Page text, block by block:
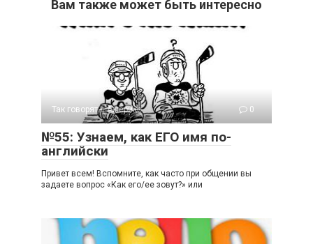
Вам также может быть интересно
Так говорят в Америке 0
№55: Узнаем, как ЕГО имя по-
английски
Привет всем! Вспомните, как часто при общении вы
задаете вопрос «Как его/ее зовут?» или